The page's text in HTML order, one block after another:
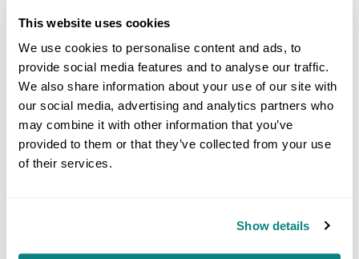
This website uses cookies
We use cookies to personalise content and ads, to
provide social media features and to analyse our traffic.
We also share information about your use of our site with
our social media, advertising and analytics partners who
may combine it with other information that you’ve
provided to them or that they’ve collected from your use
of their services.
Show details
zukünftige
Produktentwicklungen
nutzen.
wissenschaftlich